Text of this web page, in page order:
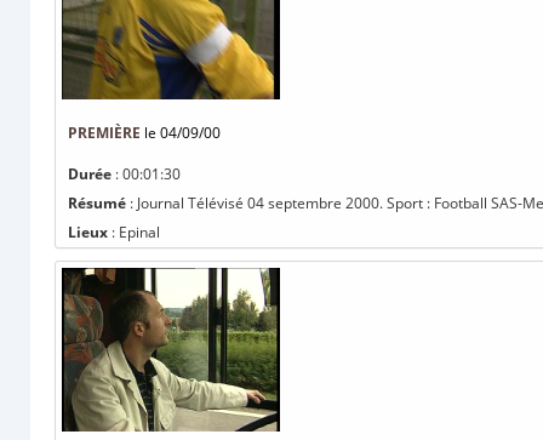
PREMIÈRE le 04/09/00
Durée : 00:01:30
Résumé : Journal Télévisé 04 septembre 2000. Sport : Football SAS-
Lieux : Epinal